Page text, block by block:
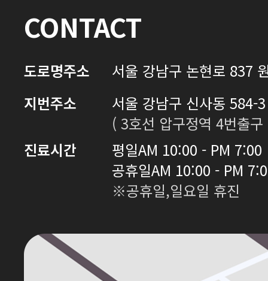
CONTACT
도로명주소
서울 강남구 논현로 837
지번주소
서울 강남구 신사동 584-
( 3호선 압구정역 4번출
진료시간
평일AM 10:00 - PM 7:00
공휴일AM 10:00 - PM
※공휴일,일요일 휴진